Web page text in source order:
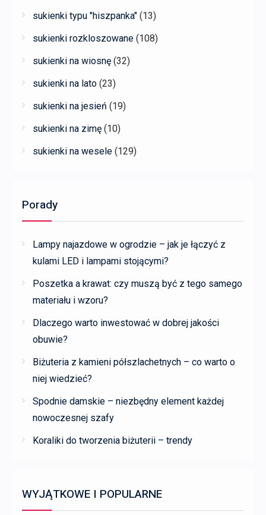
sukienki typu "hiszpanka" (13)
sukienki rozkloszowane (108)
sukienki na wiosnę (32)
sukienki na lato (23)
sukienki na jesień (19)
sukienki na zimę (10)
sukienki na wesele (129)
Porady
Lampy najazdowe w ogrodzie – jak je łączyć z
kulami LED i lampami stojącymi?
Poszetka a krawat: czy muszą być z tego samego
materiału i wzoru?
Dlaczego warto inwestować w dobrej jakości
obuwie?
Biżuteria z kamieni półszlachetnych – co warto o
niej wiedzieć?
Spodnie damskie – niezbędny element każdej
nowoczesnej szafy
Koraliki do tworzenia biżuterii – trendy
WYJĄTKOWE I POPULARNE